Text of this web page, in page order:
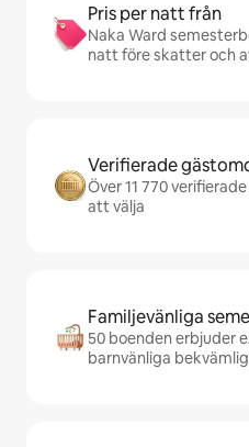
Pris per natt från
Naka Ward
natt före skatter och
Verifierade
Över 11 770
att välja
Familjevänliga
50 boenden erbjuder
barnvänliga